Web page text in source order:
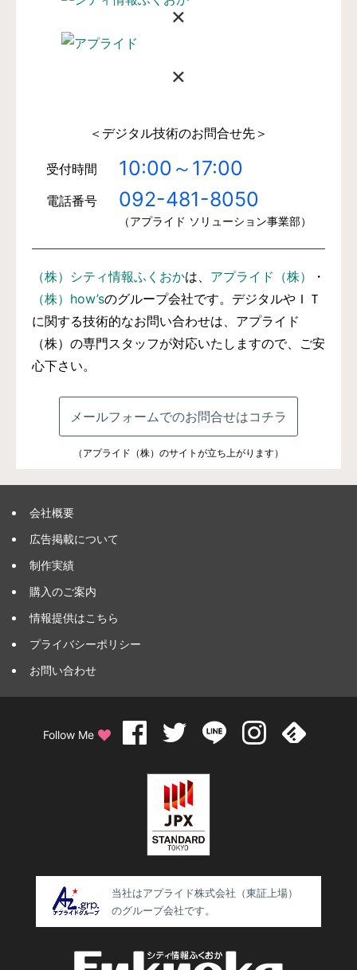
×
×
＜デジタル技術のお問合せ先＞
受付時間 10:00～17:00
電話番号 092-481-8050
（アプライド ソリューション事業部）
（株）シティ情報ふくおかは、 アプライド（株）
・
（株）how’sのグループ会社です。デジタルやＩＴ
に関する技術的なお問い合わせは、アプライド
（株）の専門スタッフが対応いたしますので、ご安
心下さい。
メールフォームでのお問合せはコチラ
（アプライド（株）のサイトが立ち上がります）
会社概要
広告掲載について
制作実績
購入のご案内
情報提供はこちら
プライバシーポリシー
お問い合わせ
当社はアプライド株式会社（東証上場）
のグループ会社です。
Follow Me